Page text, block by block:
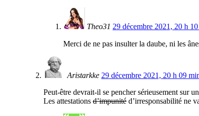
Theo31 29 décembre 2021, 20 h
Merci de ne pas insulter la daube, ni les
Aristarkke 29 décembre 2021, 20 h 09
Peut-être devrait-il se pencher sérieusement sur
Les attestations d’impunité d’irresponsabilité ne